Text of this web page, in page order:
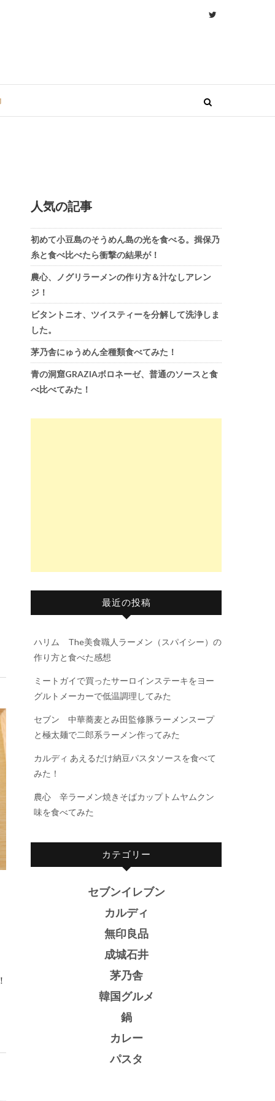
人気の記事
初めて小豆島のそうめん島の光を食べる。揖保乃
糸と食べ比べたら衝撃の結果が！
農心、ノグリラーメンの作り方＆汁なしアレン
ジ！
ビタントニオ、ツイスティーを分解して洗浄しま
した。
茅乃舎にゅうめん全種類食べてみた！
青の洞窟GRAZIAボロネーゼ、普通のソースと食
べ比べてみた！
最近の投稿
ハリム The美食職人ラーメン（スパイシー）の
作り方と食べた感想
ミートガイで買ったサーロインステーキをヨー
グルトメーカーで低温調理してみた
セブン 中華蕎麦とみ田監修豚ラーメンスープ
と極太麺で二郎系ラーメン作ってみた
カルディ あえるだけ納豆パスタソースを食べて
みた！
農心 辛ラーメン焼きそばカップトムヤムクン
味を食べてみた
カテゴリー
セブンイレブン
カルディ
無印良品
成城石井
茅乃舎
韓国グルメ
鍋
カレー
パスタ